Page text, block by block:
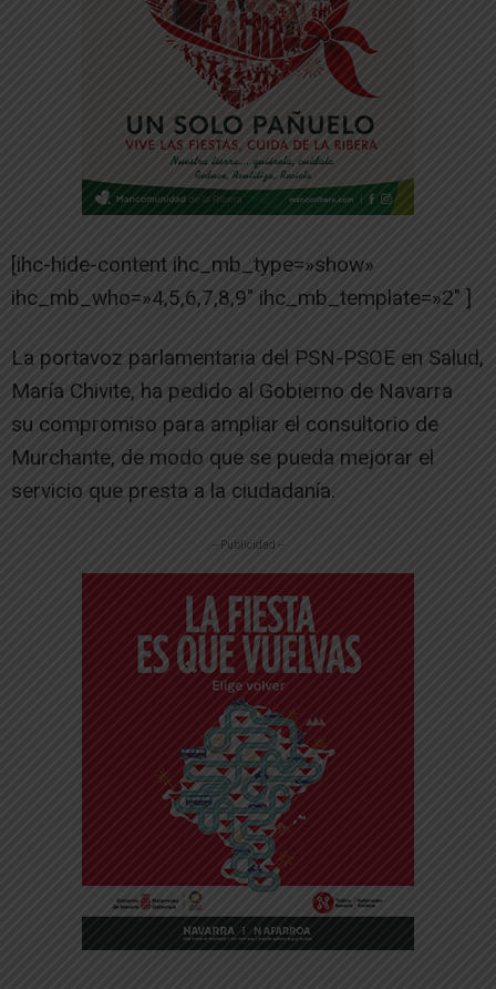
[ihc-hide-content ihc_mb_type=»show»
ihc_mb_who=»4,5,6,7,8,9″ ihc_mb_template=»2″ ]
La portavoz parlamentaria del PSN-PSOE en Salud,
María Chivite, ha pedido al Gobierno de Navarra
su compromiso para ampliar el consultorio de
Murchante, de modo que se pueda mejorar el
servicio que presta a la ciudadanía.
-- Publicidad --